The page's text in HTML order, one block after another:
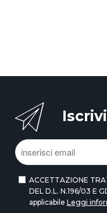
ACCETTAZIONE
DEL D.L. N.196/03 E
applicabile Leggi